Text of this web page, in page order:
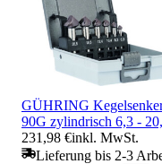
GÜHRING
90G zylindrisch 6,3 -
231,98 €inkl. MwSt.
Lieferung bis 2-3